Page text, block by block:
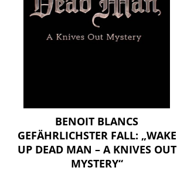
BENOIT BLANCS
GEFÄHRLICHSTER FALL: „WAKE
UP DEAD MAN – A KNIVES OUT
MYSTERY“